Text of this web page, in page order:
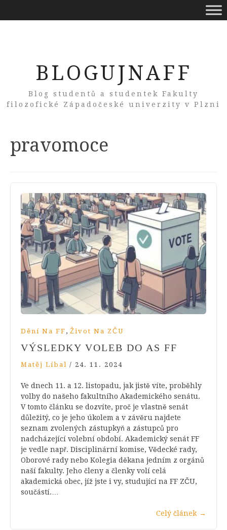
BLOGUJNAFF
Blog studentů a studentek Fakulty
filozofické Západočeské univerzity v Plzni
Tag:
pravomoce
Dění Na FF , Život Na ZČU
VÝSLEDKY VOLEB DO AS FF
Matěj Líbal / 24. 11. 2024
Ve dnech 11. a 12. listopadu, jak jistě víte, proběhly
volby do našeho fakultního Akademického senátu.
V tomto článku se dozvíte, proč je vlastně senát
důležitý, co je jeho úkolem a v závěru najdete
seznam zvolených zástupkyň a zástupců pro
nadcházející volební období. Akademický senát FF
je vedle např. Disciplinární komise, Vědecké rady,
Oborové rady nebo Kolegia děkana jedním z orgánů
naší fakulty. Jeho členy a členky volí celá
akademická obec, jíž jste i vy, studující na FF ZČU,
součástí.…
Celý článek →